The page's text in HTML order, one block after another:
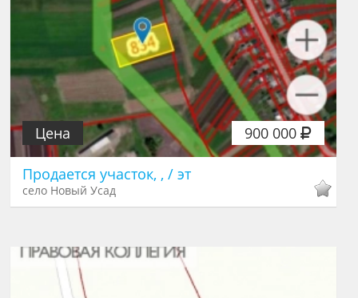
900 000
Цена
Продается участок, , / эт
село Новый Усад